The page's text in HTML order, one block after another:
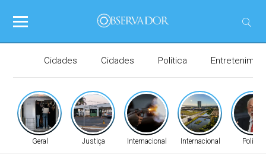
Cidades Cidades Política
Geral Justiça Internacional Internacional Política